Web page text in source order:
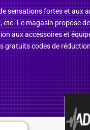
sensations fortes et aux
etc. Le magasin propose
aux accessoires et
codes de